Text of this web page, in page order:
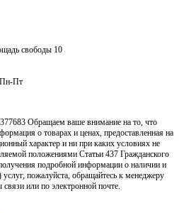
свободы 10
Пн-Пт
Обращаем ваше внимание на то, что
о товарах и ценах, предоставленная на
характер и ни при каких условиях не
положениями Статьи 437 Гражданского
подробной информации о наличии и
пожалуйста, обращайтесь к менеджеру
или по электронной почте.